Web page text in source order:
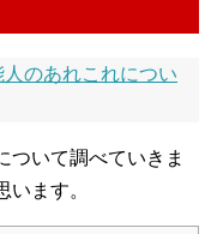
人のあれこれについ
ついて調べていきま
ます。